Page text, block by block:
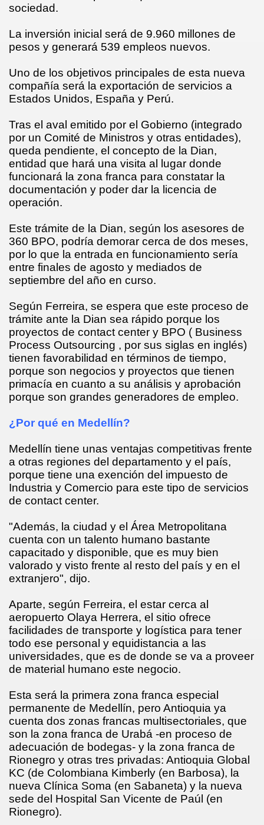
sociedad.
La inversión inicial será de 9.960 millones de
pesos y generará 539 empleos nuevos.
Uno de los objetivos principales de esta nueva
compañía será la exportación de servicios a
Estados Unidos, España y Perú.
Tras el aval emitido por el Gobierno (integrado
por un Comité de Ministros y otras entidades),
queda pendiente, el concepto de la Dian,
entidad que hará una visita al lugar donde
funcionará la zona franca para constatar la
documentación y poder dar la licencia de
operación.
Este trámite de la Dian, según los asesores de
360 BPO, podría demorar cerca de dos meses,
por lo que la entrada en funcionamiento sería
entre finales de agosto y mediados de
septiembre del año en curso.
Según Ferreira, se espera que este proceso de
trámite ante la Dian sea rápido porque los
proyectos de contact center y BPO ( Business
Process Outsourcing , por sus siglas en inglés)
tienen favorabilidad en términos de tiempo,
porque son negocios y proyectos que tienen
primacía en cuanto a su análisis y aprobación
porque son grandes generadores de empleo.
¿Por qué en Medellín?
Medellín tiene unas ventajas competitivas frente
a otras regiones del departamento y el país,
porque tiene una exención del impuesto de
Industria y Comercio para este tipo de servicios
de contact center.
"Además, la ciudad y el Área Metropolitana
cuenta con un talento humano bastante
capacitado y disponible, que es muy bien
valorado y visto frente al resto del país y en el
extranjero", dijo.
Aparte, según Ferreira, el estar cerca al
aeropuerto Olaya Herrera, el sitio ofrece
facilidades de transporte y logística para tener
todo ese personal y equidistancia a las
universidades, que es de donde se va a proveer
de material humano este negocio.
Esta será la primera zona franca especial
permanente de Medellín, pero Antioquia ya
cuenta dos zonas francas multisectoriales, que
son la zona franca de Urabá -en proceso de
adecuación de bodegas- y la zona franca de
Rionegro y otras tres privadas: Antioquia Global
KC (de Colombiana Kimberly (en Barbosa), la
nueva Clínica Soma (en Sabaneta) y la nueva
sede del Hospital San Vicente de Paúl (en
Rionegro).